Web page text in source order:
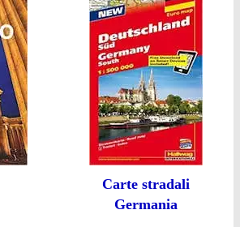
Carte stradali
Germania